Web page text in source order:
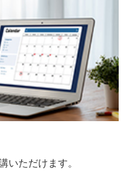
いただけます。